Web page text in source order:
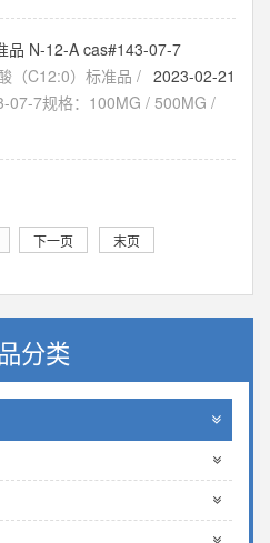
品 N-12-A cas#143-07-7
2023-02-21
（C12:0）标准品 /
07-7规格：100MG / 500MG /
下一页 末页
分类